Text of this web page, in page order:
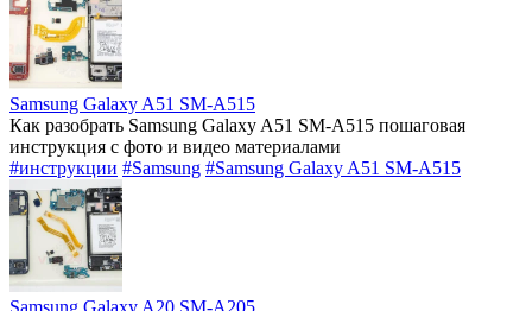
Samsung Galaxy A51 SM-A515
Как разобрать Samsung Galaxy A51 SM-A515 пошаговая
инструкция с фото и видео материалами
#инструкции #Samsung #Samsung Galaxy A51 SM-A515